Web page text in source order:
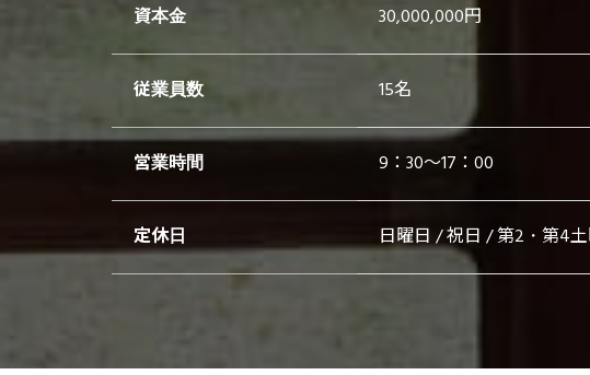
資本金 30,000,000円
従業員数 15名
営業時間 9：30～17：00
定休日 日曜日 / 祝日 / 第2・第4